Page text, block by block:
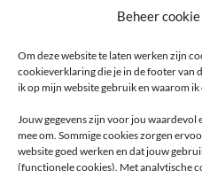
Beheer
Om deze website te laten werken zijn
cookieverklaring die je in de footer van
ik op mijn website gebruik en waarom ik
Jouw gegevens zijn voor jou
mee om. Sommige cookies zorgen
website goed werken en dat jouw
(functionele cookies). Met analytische
KvK 78348676
Online